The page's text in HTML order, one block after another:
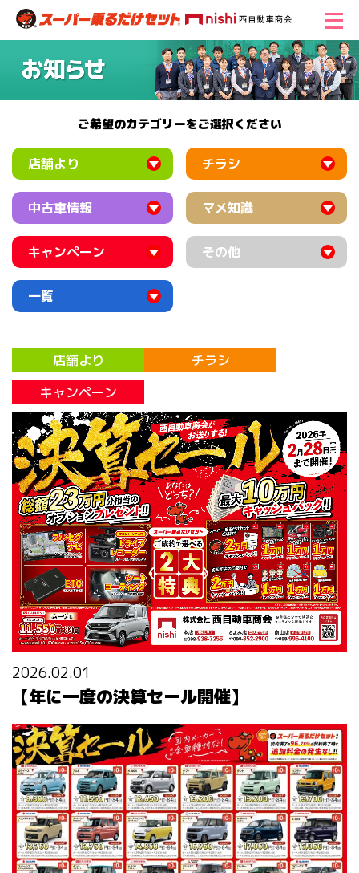
ご希望のカテゴリーをご選択ください
店舗より チラシ
中古車情報 マメ知識
キャンペーン その他
一覧
店舗より
チラシ
キャンペーン
2026.02.01
【年に一度の決算セール開催】